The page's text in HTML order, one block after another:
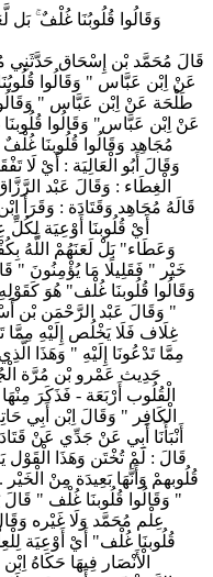
وَقَالُوا قُلُوبُنَا غُلْفٌ ۚ بَل
قَالَ مُحَمَّد بْن إِسْحَاق حَدَّثَنِي
عَنْ اِبْن عَبَّاس " وَقَالُوا
طَلْحَة عَنْ اِبْن عَبَّاس "
عَنْ اِبْن عَبَّاس" وَقَالُوا
مُجَاهِد وَقَالُوا قُلُوبنَا
وَقَالَ أَبُو الْعَالِيَة : أَيْ لَا
الْغِطَاء : وَقَالَ عَبْد
قَالَهُ مُجَاهِد وَقَتَادَة : وَقَرَأَ
أَيْ قُلُوبنَا أَوْعِيَة
وَعَطَاء" بَلْ لَعَنَهُمْ اللَّهُ
خَيْر " فَقَلِيلًا مَا يُؤْمِنُونَ "
وَقَالُوا قُلُوبنَا غُلْف" هُوَ
" وَقَالَ عَبْد الرَّحْمَن بْن
غِلَاف فَلَا يَخْلُص إِلَيْهِ مِمَّا
مِمَّا تَدْعُونَا إِلَيْهِ " وَهَذَا
حَدِيث عَمْرو بْن مُرَّة
الْقُلُوب أَرْبَعَة - فَذَكَرَ
الْكَافِر " وَقَالَ اِبْن أَبِي
أَنْبَأَنَا أَبِي عَنْ جَدِّي عَنْ
قَالَ : لَمْ تُخْتَن وَهَذَا
قُلُوبهمْ وَأَنَّهَا بَعِيدَة مِنْ
" وَقَالُوا قُلُوبنَا غُلْف "
عِلْم مُحَمَّد وَلَا غَيْره
قُلُوبنَا غُلْف" أَيْ أَوْعِيَة
الْأَنْصَار فِيهَا حَكَاهُ